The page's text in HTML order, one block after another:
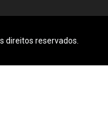
direitos reservados.